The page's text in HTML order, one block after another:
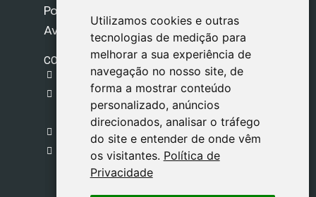
Utilizamos cookies e outras
tecnologias de medição para
melhorar a sua experiência de
navegação no nosso site, de
forma a mostrar conteúdo
personalizado, anúncios
direcionados, analisar o tráfego
do site e entender de onde vêm
os visitantes. Política de
Privacidade
Utilizamos cookies e outras
tecnologias de medição para
melhorar a sua experiência de
navegação no nosso site, de
forma a mostrar conteúdo
personalizado, anúncios
direcionados, analisar o tráfego
do site e entender de onde vêm
os visitantes. Política de
Privacidade
Política de Privacidade
Aviso Legal
CONTACTO
gestion@safeliz.com
C. del Pradillo, 6, 28770 Colmenar Viejo,
Madrid
+34 918 459 877
Segunda a Sexta
09:00 - 13:00